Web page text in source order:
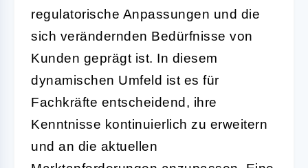
regulatorische Anpassungen und die
sich verändernden Bedürfnisse von
Kunden geprägt ist. In diesem
dynamischen Umfeld ist es für
Fachkräfte entscheidend, ihre
Kenntnisse kontinuierlich zu erweitern
und an die aktuellen